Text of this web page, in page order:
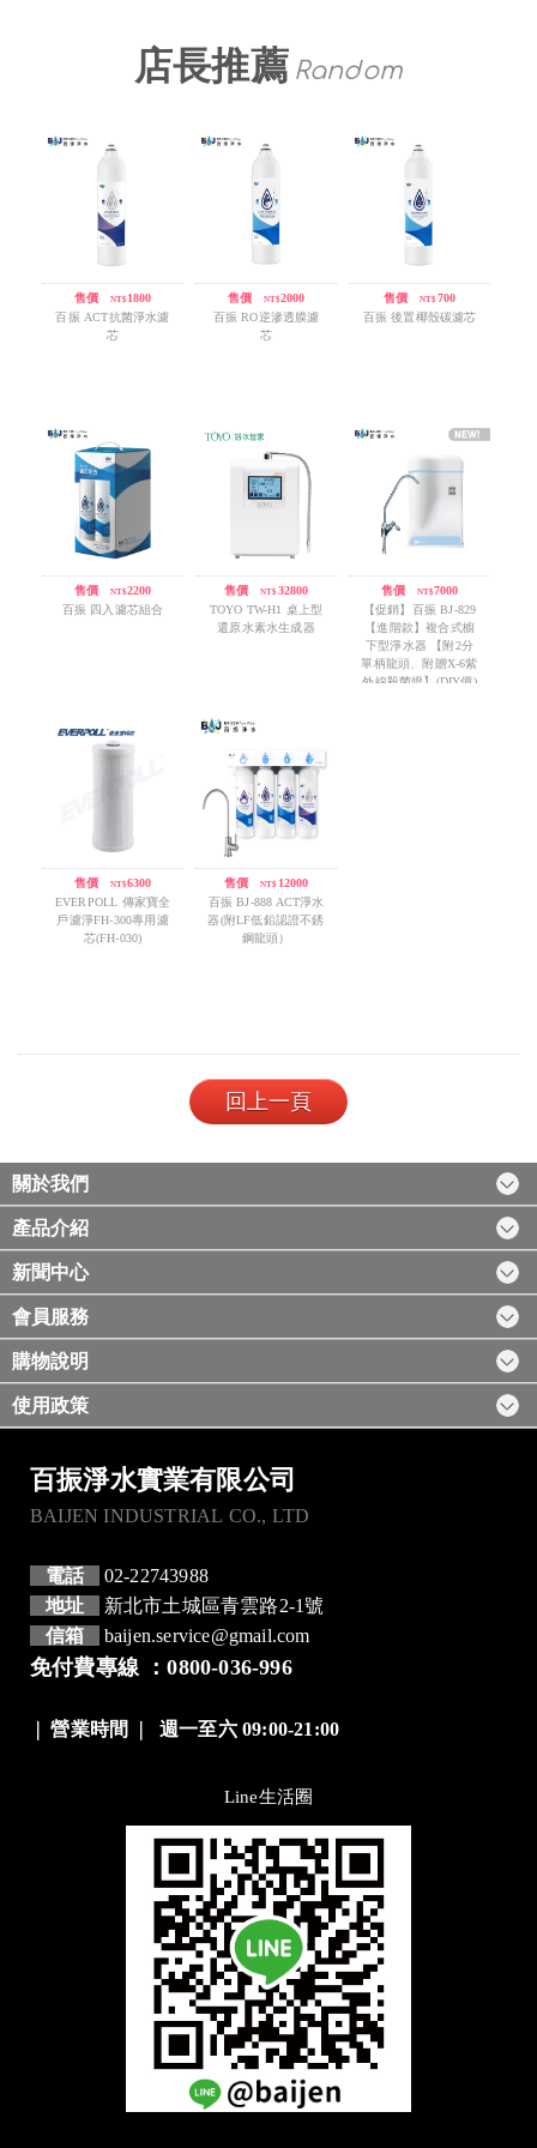
店長推薦 Random
售價/ NT$1800
百振 ACT抗菌淨水濾
芯
售價/ NT$2000
百振 RO逆滲透膜濾
芯
售價 /NT$700
百振 後置椰殼碳濾芯
售價/ NT$2200
百振 四入濾芯組合
售價 /NT$32800
TOYO TW-H1 桌上型
還原水素水生成器
售價/ NT$7000
【促銷】百振 BJ-829
【進階款】複合式櫥
下型淨水器 【附2分
單柄龍頭、附贈X-6紫
外線殺菌燈】(DIY價)
售價/ NT$6300
EVERPOLL 傳家寶全
戶濾淨FH-300專用濾
芯(FH-030)
售價 /NT$ 12000
百振 BJ-888 ACT淨水
器(附LF低鉛認證不銹
鋼龍頭）
回上一頁
關於我們
產品介紹
新聞中心
會員服務
購物說明
使用政策
百振淨水實業有限公司
BAIJEN INDUSTRIAL CO., LTD
電話
02-22743988
地址
新北市土城區青雲路2-1號
信箱
baijen.service@gmail.com
免付費專線 ：0800-036-996
營業時間 ❘週一至六 09:00-21:00
Line生活圈